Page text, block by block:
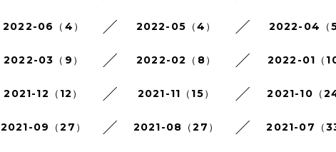
2022-06（4） 2022-05（4） 2022-04（5
2022-03（9） 2022-02（8） 2022-01（10
2021-12（12） 2021-11（15） 2021-10（24
2021-09（27） 2021-08（27） 2021-07（33